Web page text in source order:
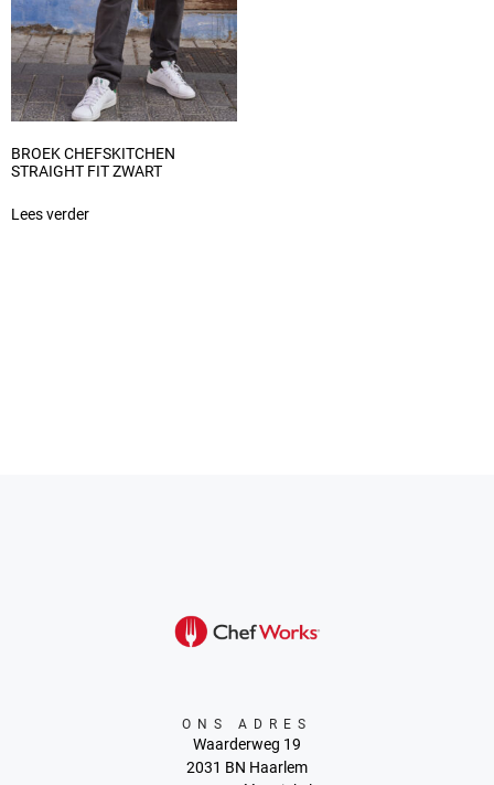
BROEK CHEFSKITCHEN
STRAIGHT FIT ZWART
Lees verder
ONS ADRES
Waarderweg 19
2031 BN Haarlem